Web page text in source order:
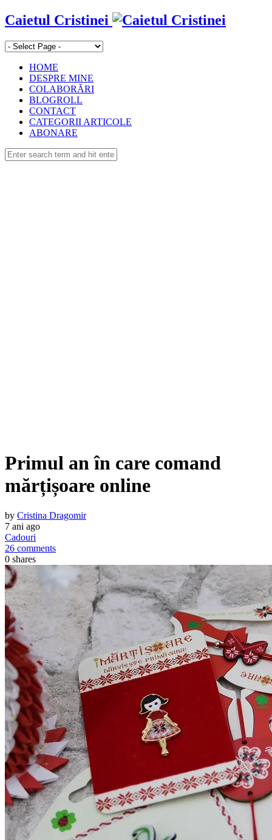
Caietul Cristinei
HOME
DESPRE MINE
COLABORĂRI
BLOGROLL
CONTACT
CATEGORII ARTICOLE
ABONARE
Primul an în care comand
mărțișoare online
by Cristina Dragomir
7 ani ago
Cadouri
26 comments
0 shares